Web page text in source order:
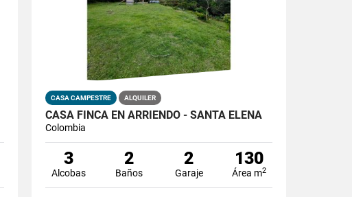
CASA CAMPESTRE ALQUILER
CASA FINCA EN ARRIENDO - SANTA ELENA
Colombia
3
Alcobas
2
Baños
2
Garaje
130
Área m2